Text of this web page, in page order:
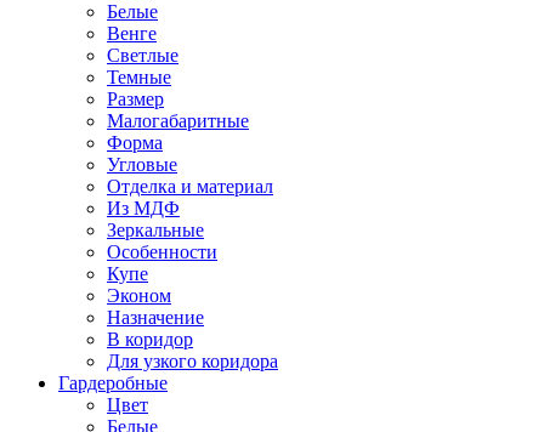
Белые
Венге
Светлые
Темные
Размер
Малогабаритные
Форма
Угловые
Отделка и материал
Из МДФ
Зеркальные
Особенности
Купе
Эконом
Назначение
В коридор
Для узкого коридора
Гардеробные
Цвет
Белые